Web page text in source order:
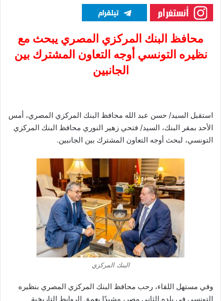
محافظ البنك المركزي المصري يبحث مع
نظيره التونسي أوجه التعاون المشترك بين
الجانبين
استقبل السيد/ حسن عبد الله محافظ البنك المركزي المصري، أمس
الأحد بمقر البنك، السيد/ فتحي زهير النوري محافظ البنك المركزي
التونسي، لبحث أوجه التعاون المشترك بين الجانبين.
البنك المركزي
وفي مستهل اللقاء، رحب محافظ البنك المركزي المصري بنظيره
التونسي في بلده الثاني مصر، مشيدًا بعمق الروابط التاريخية